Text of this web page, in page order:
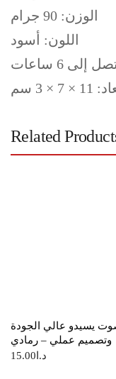
الوزن: 90 جرام
اللون: أسود
6 ساعات
× 7 × 3 سم
Related
يسيدو عالي الجودة
وتصميم عملي – رمادي
د.ا 15.00